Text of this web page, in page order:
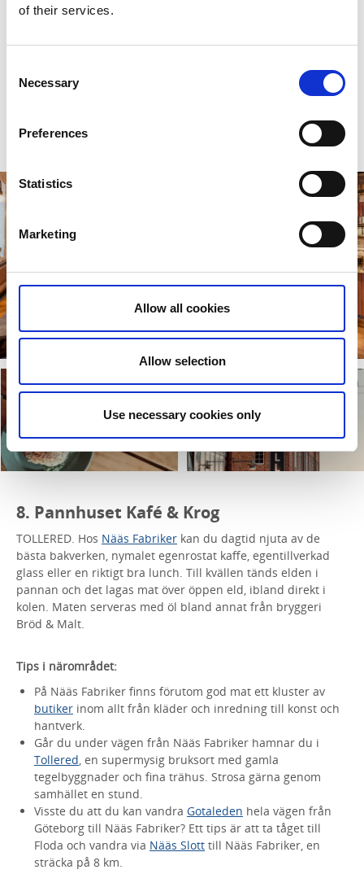
of their services.
Selection
Necessary
Preferences
Statistics
Marketing
Allow all cookies
Allow selection
Use necessary cookies only
Ta en promenad i centrala Vara, där små butiker och
Kulturintresserade kan passa på att kolla in
, som lockar
8. Pannhuset Kafé & Krog
TOLLERED. Hos Nääs Fabriker kan du dagtid njuta av de
bästa bakverken, nymalet egenrostat kaffe, egentillverkad
glass eller en riktigt bra lunch. Till kvällen tänds elden i
pannan och det lagas mat över öppen eld, ibland direkt i
kolen. Maten serveras med öl bland annat från bryggeri
Bröd & Malt.
Tips i närområdet:
På Nääs Fabriker finns förutom god mat ett kluster av
butiker inom allt från kläder och inredning till konst och
hantverk.
Går du under vägen från Nääs Fabriker hamnar du i
Tollered, en supermysig bruksort med gamla
tegelbyggnader och fina trähus. Strosa gärna genom
samhället en stund.
Visste du att du kan vandra Gotaleden hela vägen från
Göteborg till Nääs Fabriker? Ett tips är att ta tåget till
Floda och vandra via Nääs Slott till Nääs Fabriker, en
sträcka på 8 km.